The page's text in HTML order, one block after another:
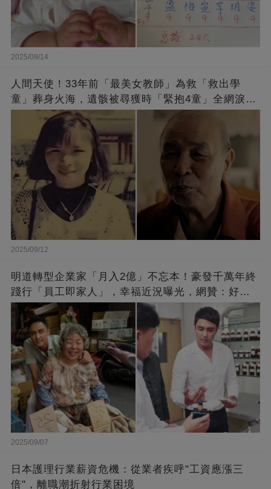
2025/09/14
人間天使！33年前「最美女教師」為救「救出學
童」葬身火海，遺骸被尋獲時「緊抱4童」全網淚
崩：真正的英雄不該被遺忘
2025/09/12
明道轉型企業家「月入2億」不忘本！豪發千萬年終
踐行「員工即家人」，幸福近況曝光，網贊：好老
闆的福報
2025/09/07
日本護理行業薪資危機：從業者疾呼"工資應漲三
倍"，離職潮折射行業困境